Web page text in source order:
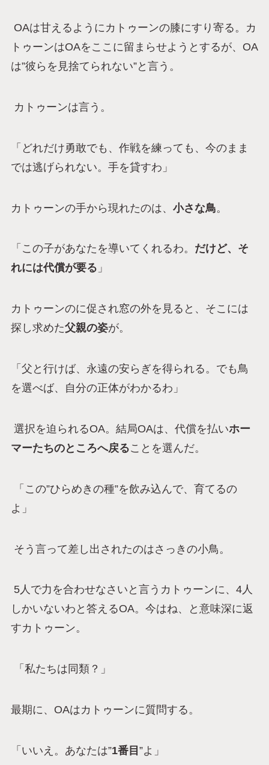
OAは甘えるようにカトゥーンの膝にすり寄る。カ
トゥーンはOAをここに留まらせようとするが、OA
は”彼らを見捨てられない”と言う。
カトゥーンは言う。
「どれだけ勇敢でも、作戦を練っても、今のまま
では逃げられない。手を貸すわ」
カトゥーンの手から現れたのは、 小さな鳥。
「この子があなたを導いてくれるわ。 だけど、そ
れには代償が要る 」
カトゥーンのに促され窓の外を見ると、そこには
探し求めた父親の姿が。
「父と行けば、永遠の安らぎを得られる。でも鳥
を選べば、自分の正体がわかるわ」
選択を迫られるOA。結局OAは、代償を払いホー
マーたちのところへ戻ることを選んだ。
「この”ひらめきの種”を飲み込んで、育てるの
よ」
そう言って差し出されたのはさっきの小鳥。
5人で力を合わせなさいと言うカトゥーンに、4人
しかいないわと答えるOA。今はね、と意味深に返
すカトゥーン。
「私たちは同類？」
最期に、OAはカトゥーンに質問する。
「いいえ。あなたは”1番目 ”よ」